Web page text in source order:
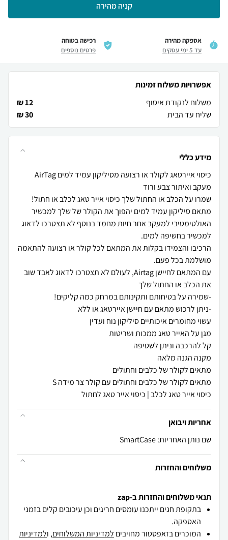
קניה מהירה
אספקה מהירה
עד 5 ימי עסקים
רכישה בטוחה
פרטים נוספים
אפשרויות משלוח זמינות
משלוח לנקודת איסוף
12 ₪
שליח עד הבית
30 ₪
מידע כללי
כיסוי איירטאג לקולר או רצועה מסיליקון עמיד למים AirTag
מתאם סיליקון עמיד למים יהפוך את הקולר של שלך למכשיר
האולטימטיבי למעקב אחר חיות מחמד בנוסף לא תצטרכו לדאוג
הרכיבו והצמידו בקלות את המתאם לכל קולר או רצועה להתאמה
עם המתאם לחיישן Airtag, לעולם לא תצטרכו לדאוג לאבד שוב
כיסוי אייר טאג לכלב | כיסוי אייר טאג לחתול
אחריות ויבואן
שם נותן האחריות: SmartCase
משלוחים והחזרות
תנאי משלוחים והחזרות ב-zap
בתקופת חגים ייתכנו עומסים חריגים וכן עיכובים קלים בזמני
האספקה.
המוכרים בזאפסטור מחויבים למדיניות המשלוחים, ולמדיניות